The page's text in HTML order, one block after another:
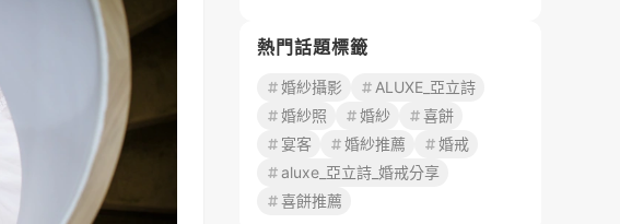
熱門話題標籤
婚紗攝影
ALUXE_亞立詩
婚紗照
婚紗
喜餅
宴客
婚紗推薦
婚戒
aluxe_亞立詩_婚戒分享
喜餅推薦